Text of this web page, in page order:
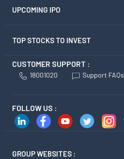
UPCOMING IPO
TOP STOCKS TO INVEST
CUSTOMER SUPPORT :
18001020 Support FAQs
FOLLOW US :
GROUP WEBSITES :